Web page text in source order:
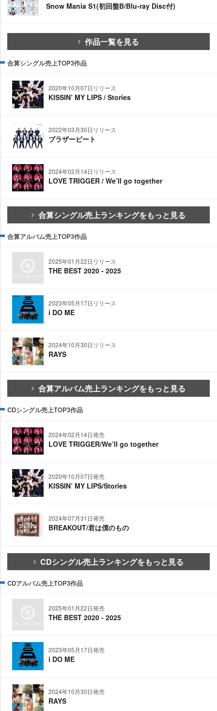
Snow Mania S1(初回盤B/Blu-ray Disc付)
作品一覧を見る
合算シングル売上TOP3作品
2020年10月07日リリース
KISSIN’ MY LIPS / Stories
2022年03月30日リリース
ブラザービート
2024年02月14日リリース
LOVE TRIGGER / We’ll go together
合算シングル売上ランキングをもっと見る
合算アルバム売上TOP3作品
2025年01月22日リリース
THE BEST 2020 - 2025
2023年05月17日リリース
i DO ME
2024年10月30日リリース
RAYS
合算アルバム売上ランキングをもっと見る
CDシングル売上TOP3作品
2024年02月14日発売
LOVE TRIGGER/We’ll go together
2020年10月07日発売
KISSIN’ MY LIPS/Stories
2024年07月31日発売
BREAKOUT/君は僕のもの
CDシングル売上ランキングをもっと見る
CDアルバム売上TOP3作品
2025年01月22日発売
THE BEST 2020 - 2025
2023年05月17日発売
i DO ME
2024年10月30日発売
RAYS